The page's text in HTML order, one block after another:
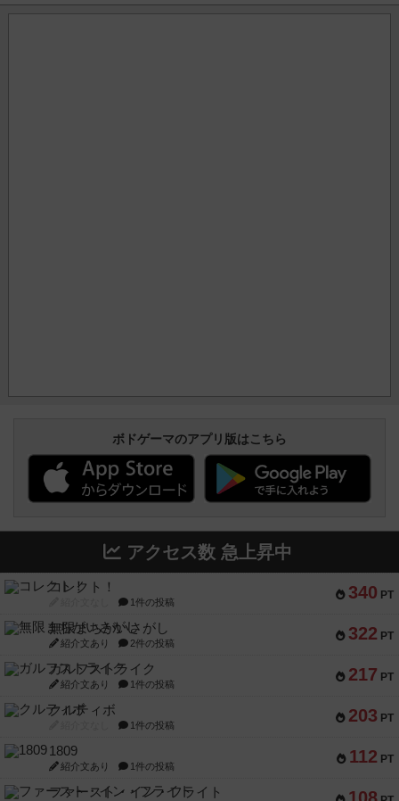
ボドゲーマのアプリ版はこちら
アクセス数 急上昇中
340 PT
コレクト！
1件の投稿
322 PT
無限まちがいさがし
紹介文あり 2件の投稿
217 PT
ガルフストライク
紹介文あり 1件の投稿
203 PT
クルティボ
1件の投稿
112 PT
1809
紹介文あり 1件の投稿
ファースト・イン・フライト